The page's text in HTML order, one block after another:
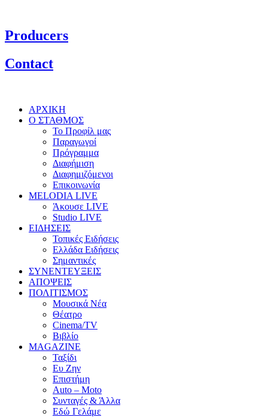
Producers
Contact
ΑΡΧΙΚΗ
Ο ΣΤΑΘΜΟΣ
Το Προφίλ μας
Παραγωγοί
Πρόγραμμα
Διαφήμιση
Διαφημιζόμενοι
Επικοινωνία
MELODIA LIVE
Άκουσε LIVE
Studio LIVE
ΕΙΔΗΣΕΙΣ
Τοπικές Ειδήσεις
Ελλάδα Ειδήσεις
Σημαντικές
ΣΥΝΕΝΤΕΥΞΕΙΣ
ΑΠΟΨΕΙΣ
ΠΟΛΙΤΙΣΜΟΣ
Μουσικά Νέα
Θέατρο
Cinema/TV
Βιβλίο
MAGAZINE
Ταξίδι
Ευ Ζην
Επιστήμη
Auto – Moto
Συνταγές & Άλλα
Εδώ Γελάμε